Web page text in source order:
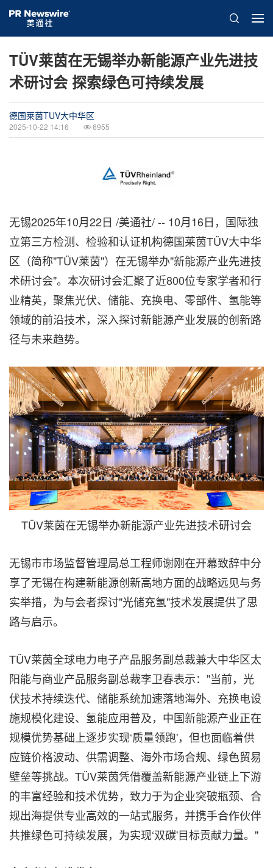
TÜV莱茵在无锡举办新能源产业先进技
术研讨会 探索绿色可持续发展
德国莱茵TUV大中华区
2025-10-22 14:16 6955
无锡2025年10月22日 /美通社/ -- 10月16日，国际独
立第三方检测、检验和认证机构德国莱茵TÜV大中华
区（简称"TÜV莱茵"）在无锡举办"新能源产业先进技
术研讨会"。本次研讨会汇聚了近800位专家学者和行
业精英，聚焦光伏、储能、充换电、零部件、氢能等
领域的前沿技术，深入探讨新能源产业发展的创新路
径与未来趋势。
TÜV莱茵在无锡举办新能源产业先进技术研讨会
无锡市市场监督管理局总工程师谢刚在开幕致辞中分
享了无锡在构建新能源创新高地方面的战略远见与务
实举措，为与会者探讨"光储充氢"技术发展提供了思
路与启示。
TÜV莱茵全球电力电子产品服务副总裁兼大中华区太
阳能与商业产品服务副总裁李卫春表示："当前，光
伏技术持续迭代、储能系统加速落地海外、充换电设
施规模化建设、氢能应用普及，中国新能源产业正在
规模优势基础上逐步实现‘质量领跑'，但也面临着供
应链价格波动、供需调整、海外市场合规、绿色贸易
壁垒等挑战。TÜV莱茵凭借覆盖新能源产业链上下游
的丰富经验和技术优势，致力于为企业突破瓶颈、合
规出海提供专业高效的一站式服务，并携手合作伙伴
共推绿色可持续发展，为实现‘双碳'目标贡献力量。"